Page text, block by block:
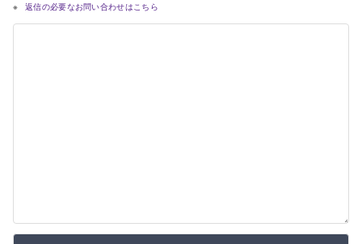
返信の必要なお問い合わせはこちら